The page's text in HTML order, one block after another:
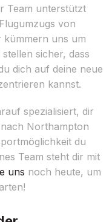
Team unterstützt
von
uns um
sicher, dass
dich auf deine neue
kannst.
spezialisiert, dir
Northampton
du
Team steht dir mit
uns noch heute, um